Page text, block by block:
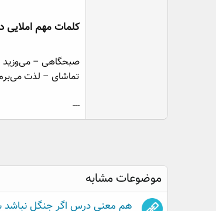
کلمات مهم املایی
صبحگاهی –
تماشای – لذت
---
موضوعات مشابه
هم معنی درس اگر جنگل نباشد